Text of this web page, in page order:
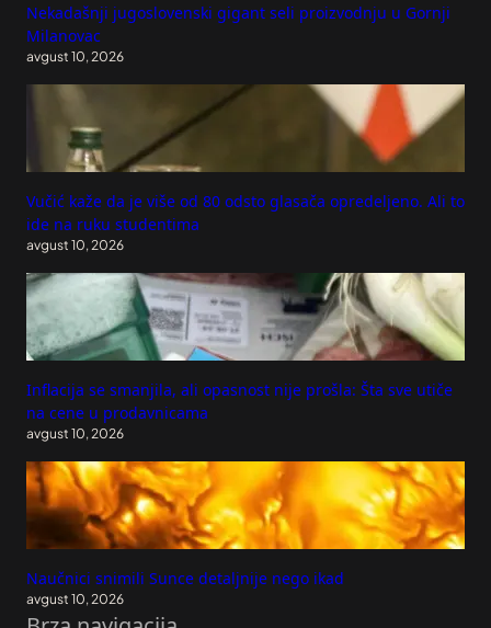
Nekadašnji jugoslovenski gigant seli proizvodnju u Gornji
Milanovac
avgust 10, 2026
Vučić kaže da je više od 80 odsto glasača opredeljeno. Ali to
ide na ruku studentima
avgust 10, 2026
Inflacija se smanjila, ali opasnost nije prošla: Šta sve utiče
na cene u prodavnicama
avgust 10, 2026
Naučnici snimili Sunce detaljnije nego ikad
avgust 10, 2026